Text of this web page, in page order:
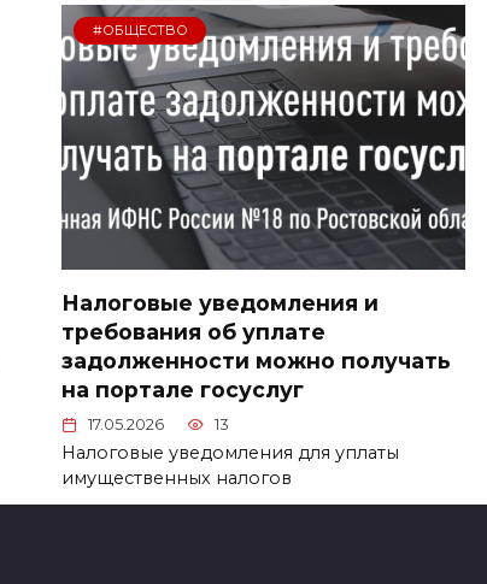
#ОБЩЕСТВО
Налоговые уведомления и
требования об уплате
задолженности можно получать
на портале госуслуг
17.05.2026 13
Налоговые уведомления для уплаты
имущественных налогов